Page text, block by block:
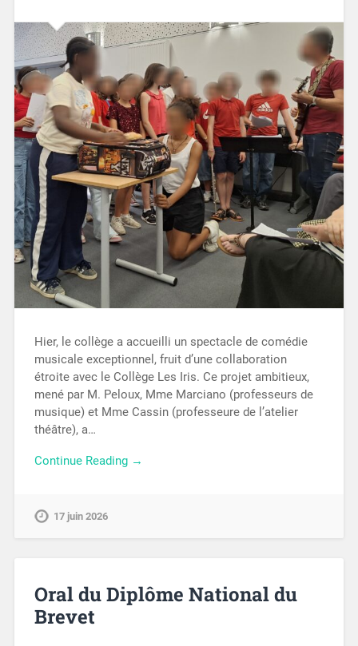
Hier, le collège a accueilli un spectacle de comédie
musicale exceptionnel, fruit d’une collaboration
étroite avec le Collège Les Iris. Ce projet ambitieux,
mené par M. Peloux, Mme Marciano (professeurs de
musique) et Mme Cassin (professeure de l’atelier
théâtre), a…
Continue Reading →
17 juin 2026
Oral du Diplôme National du
Brevet